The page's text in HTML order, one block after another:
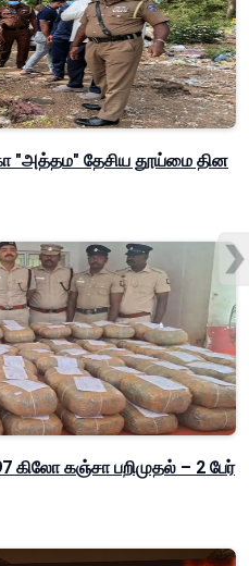
"அத்தம" தேசிய தூய்மை தின
கஞ்சா பறிமுதல் – 2 பேர்